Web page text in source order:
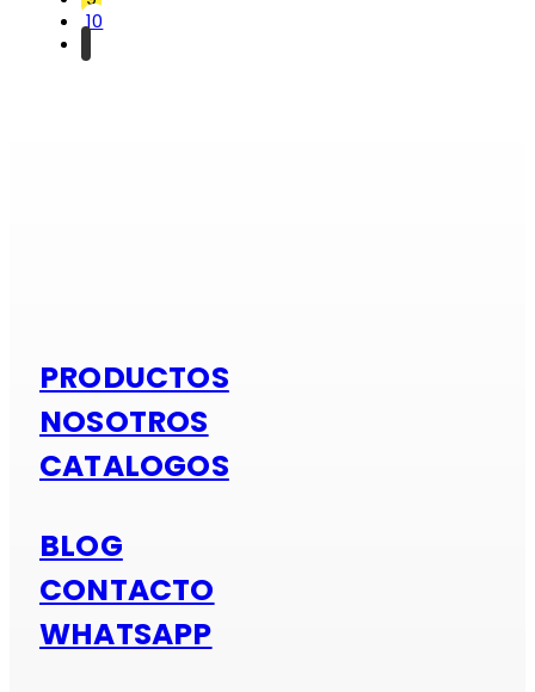
10
PRODUCTOS
NOSOTROS
CATALOGOS
BLOG
CONTACTO
WHATSAPP